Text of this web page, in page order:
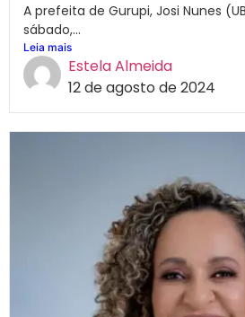
A prefeita de Gurupi, Josi Nunes
sábado,...
Leia mais
Estela Almeida
12 de agosto de 2024